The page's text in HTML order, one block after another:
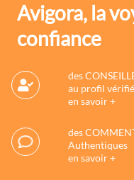
Avigora, la
confiance
des
au profil vérifié
en savoir +
des
Authentiques
en savoir +